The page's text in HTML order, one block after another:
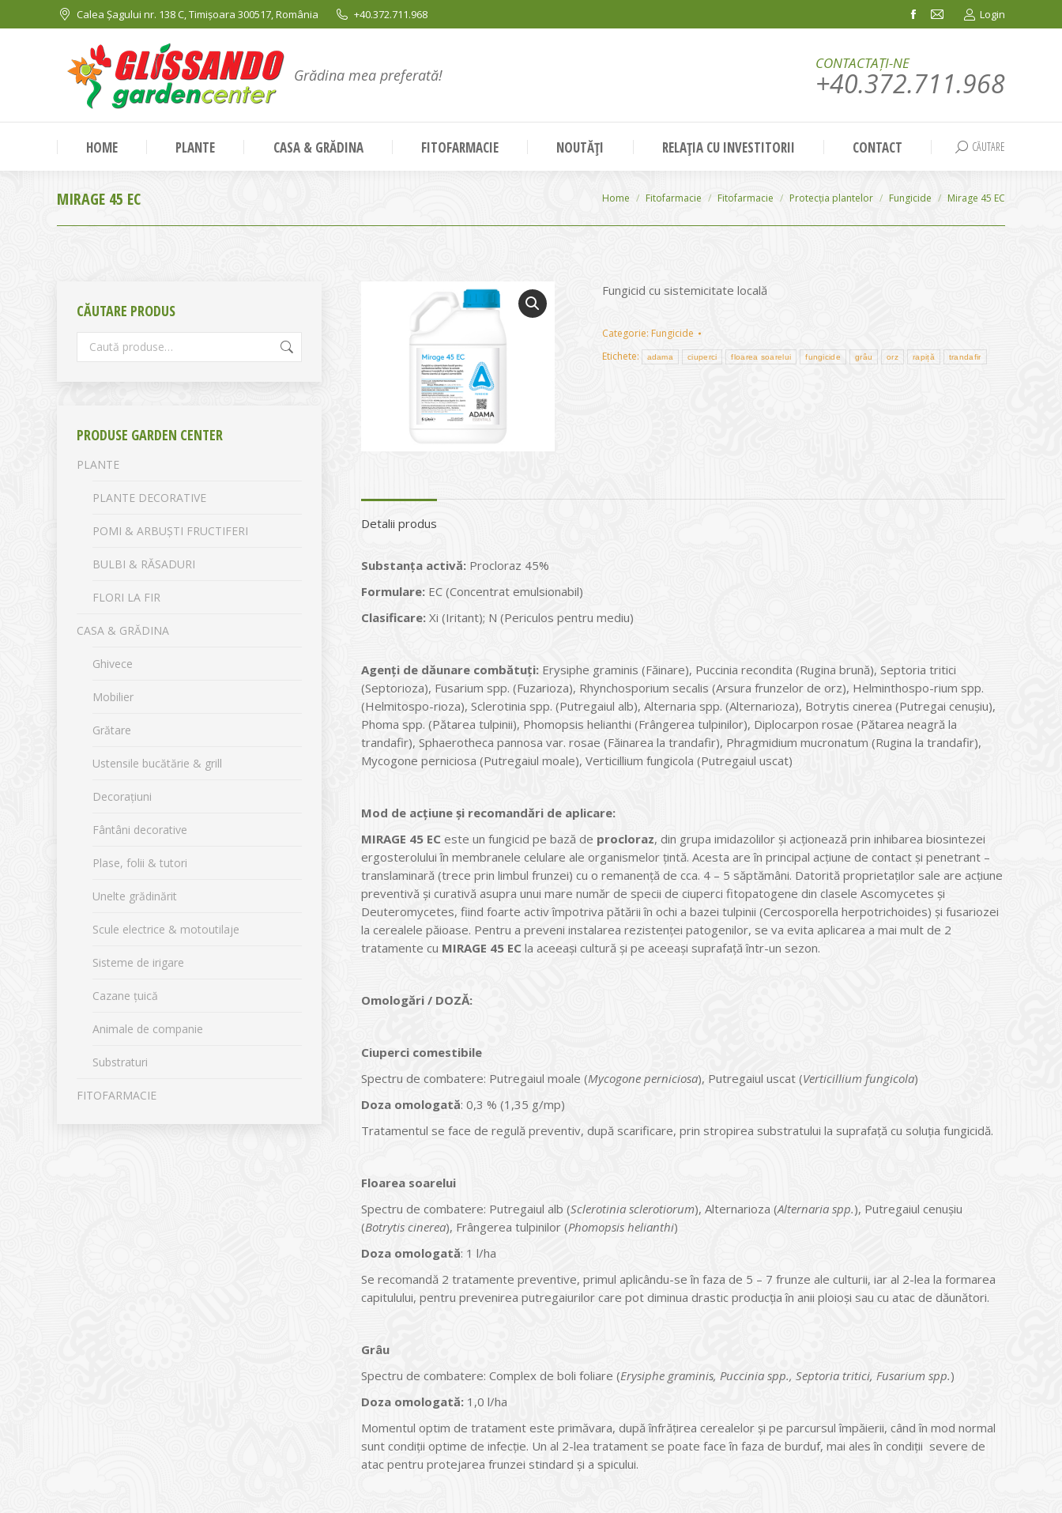
Calea Șagului nr. 138 C, Timișoara 300517, România +40.372.711.968
Facebook
in
window
Mail
in
window
Login
Grădina mea preferată!
CONTACTAȚI-NE
+40.372.711.968
HOME PLANTE CASA & GRĂDINA FITOFARMACIE NOUTĂȚI RELAȚIA CU INVESTITORII CONTACT Search:
CĂUTARE
MIRAGE 45 EC You are here:
Home Fitofarmacie Fitofarmacie Protecția plantelor Fungicide Mirage 45 EC
Fungicid cu sistemicitate locală
Categorie: Fungicide
Etichete:
adama ciuperci floarea soarelui fungicide grâu orz rapiță trandafir
Detalii produs
Substanța activă: Procloraz 45%
Formulare: EC (Concentrat emulsionabil)
Clasificare: Xi (Iritant); N (Periculos pentru mediu)
Agenți de dăunare combătuți: Erysiphe graminis (Făinare), Puccinia recondita (Rugina brună), Septoria tritici
(Septorioza), Fusarium spp. (Fuzarioza), Rhynchosporium secalis (Arsura frunzelor de orz), Helminthospo-rium spp.
(Helmitospo-rioza), Sclerotinia spp. (Putregaiul alb), Alternaria spp. (Alternarioza), Botrytis cinerea (Putregai cenuşiu),
Phoma spp. (Pătarea tulpinii), Phomopsis helianthi (Frângerea tulpinilor), Diplocarpon rosae (Pătarea neagră la
trandafir), Sphaerotheca pannosa var. rosae (Făinarea la trandafir), Phragmidium mucronatum (Rugina la trandafir),
Mycogone perniciosa (Putregaiul moale), Verticillium fungicola (Putregaiul uscat)
Mod de acțiune și recomandări de aplicare:
MIRAGE 45 EC este un fungicid pe bază de procloraz, din grupa imidazolilor şi acţionează prin inhibarea biosintezei
ergosterolului în membranele celulare ale organismelor ţintă. Acesta are în principal acţiune de contact şi penetrant –
translaminară (trece prin limbul frunzei) cu o remanenţă de cca. 4 – 5 săptămâni. Datorită proprietaţilor sale are acţiune
preventivă şi curativă asupra unui mare număr de specii de ciuperci fitopatogene din clasele Ascomycetes şi
Deuteromycetes, fiind foarte activ împotriva pătării în ochi a bazei tulpinii (Cercosporella herpotrichoides) şi fusariozei
la cerealele păioase. Pentru a preveni instalarea rezistenţei patogenilor, se va evita aplicarea a mai mult de 2
tratamente cu MIRAGE 45 EC la aceeaşi cultură şi pe aceeaşi suprafaţă într-un sezon.
Omologări / DOZĂ:
Ciuperci comestibile
Spectru de combatere: Putregaiul moale (Mycogone perniciosa), Putregaiul uscat (Verticillium fungicola)
Doza omologată: 0,3 % (1,35 g/mp)
Tratamentul se face de regulă preventiv, după scarificare, prin stropirea substratului la suprafaţă cu soluţia fungicidă.
Floarea soarelui
Spectru de combatere: Putregaiul alb (Sclerotinia sclerotiorum), Alternarioza (Alternaria spp.), Putregaiul cenuşiu
(Botrytis cinerea), Frângerea tulpinilor (Phomopsis helianthi)
Doza omologată: 1 l/ha
Se recomandă 2 tratamente preventive, primul aplicându-se în faza de 5 – 7 frunze ale culturii, iar al 2-lea la formarea
capitulului, pentru prevenirea putregaiurilor care pot diminua drastic producţia în anii ploioşi sau cu atac de dăunători.
Grâu
Spectru de combatere: Complex de boli foliare (Erysiphe graminis, Puccinia spp., Septoria tritici, Fusarium spp.)
Doza omologată: 1,0 l/ha
Momentul optim de tratament este primăvara, după înfrăţirea cerealelor şi pe parcursul împăierii, când în mod normal
sunt condiţii optime de infecţie. Un al 2-lea tratament se poate face în faza de burduf, mai ales în condiţii severe de
atac pentru protejarea frunzei stindard şi a spicului.
CĂUTARE PRODUS
PRODUSE GARDEN CENTER
PLANTE
PLANTE DECORATIVE
POMI & ARBUȘTI FRUCTIFERI
BULBI & RĂSADURI
FLORI LA FIR
CASA & GRĂDINA
Ghivece
Mobilier
Grătare
Ustensile bucătărie & grill
Decorațiuni
Fântâni decorative
Plase, folii & tutori
Unelte grădinărit
Scule electrice & motoutilaje
Sisteme de irigare
Cazane țuică
Animale de companie
Substraturi
FITOFARMACIE